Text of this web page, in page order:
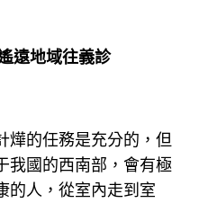
地域往義診
的任務是充分的，但
我國的西南部，會有極
的人，從室內走到室